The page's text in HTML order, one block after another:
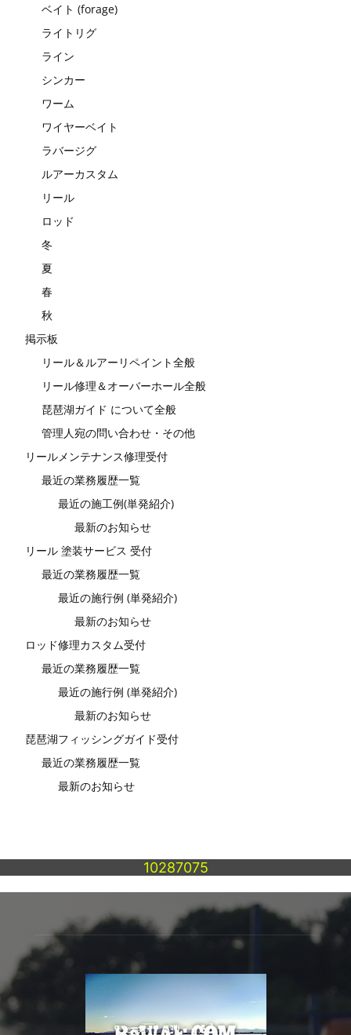
ベイト (forage)
ライトリグ
ライン
シンカー
ワーム
ワイヤーベイト
ラバージグ
ルアーカスタム
リール
ロッド
冬
夏
春
秋
掲示板
リール＆ルアーリペイント全般
リール修理＆オーバーホール全般
琵琶湖ガイド について全般
管理人宛の問い合わせ・その他
リールメンテナンス修理受付
最近の業務履歴一覧
最近の施工例(単発紹介)
最新のお知らせ
リール 塗装サービス 受付
最近の業務履歴一覧
最近の施行例 (単発紹介)
最新のお知らせ
ロッド修理カスタム受付
最近の業務履歴一覧
最近の施行例 (単発紹介)
最新のお知らせ
琵琶湖フィッシングガイド受付
最近の業務履歴一覧
最新のお知らせ
10287075